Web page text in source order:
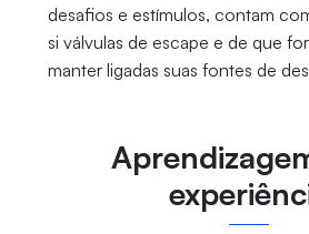
desafios e estímulos, contam
si válvulas de escape e de que
manter ligadas suas fontes de